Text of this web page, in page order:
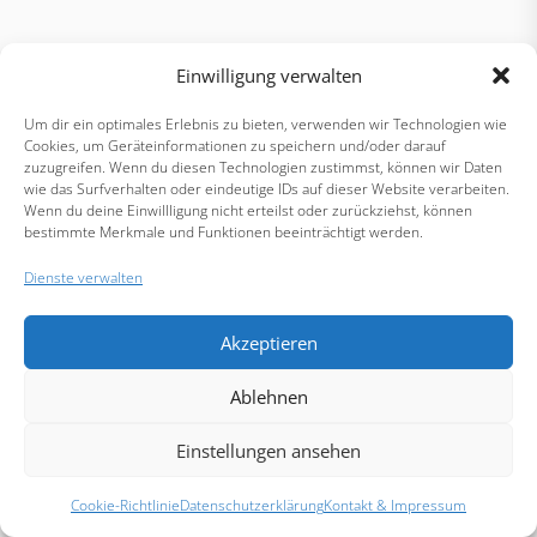
Einwilligung verwalten
Um dir ein optimales Erlebnis zu bieten, verwenden wir Technologien wie
Cookies, um Geräteinformationen zu speichern und/oder darauf
zuzugreifen. Wenn du diesen Technologien zustimmst, können wir Daten
wie das Surfverhalten oder eindeutige IDs auf dieser Website verarbeiten.
Wenn du deine Einwillligung nicht erteilst oder zurückziehst, können
bestimmte Merkmale und Funktionen beeinträchtigt werden.
Dienste verwalten
Akzeptieren
Ablehnen
Einstellungen ansehen
Cookie-RichtlinieDatenschutzerklärungKontakt & Impressum